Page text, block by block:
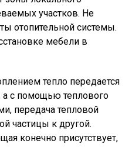
участков. Не
отопительной системы.
мебели в
тепло передается
с помощью теплового
передача тепловой
частицы к другой.
конечно присутствует,